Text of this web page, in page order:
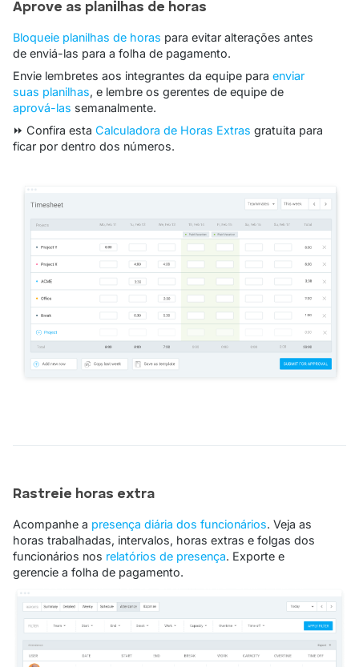
Aprove as planilhas de horas
Bloqueie planilhas de horas para evitar alterações antes
de enviá-las para a folha de pagamento.
Envie lembretes aos integrantes da equipe para enviar
suas planilhas, e lembre os gerentes de equipe de
aprová-las semanalmente.
⏩ Confira esta Calculadora de Horas Extras gratuita para
ficar por dentro dos números.
Rastreie horas extra
Acompanhe a presença diária dos funcionários. Veja as
horas trabalhadas, intervalos, horas extras e folgas dos
funcionários nos relatórios de presença. Exporte e
gerencie a folha de pagamento.